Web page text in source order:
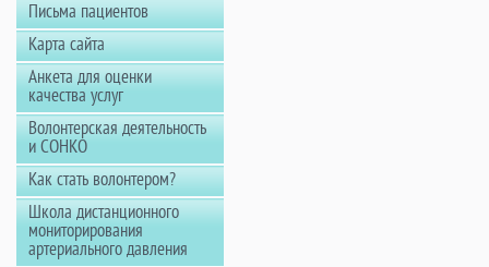
Письма пациентов
Карта сайта
Анкета для оценки
качества услуг
Волонтерская деятельность
и СОНКО
Как стать волонтером?
Школа дистанционного
мониторирования
артериального давления